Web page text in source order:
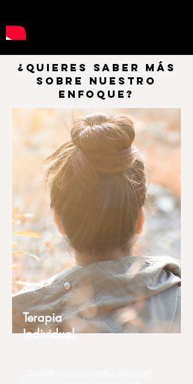
¿quieres saber más
sobre nuestro
enfoque?
Terapia
Individual